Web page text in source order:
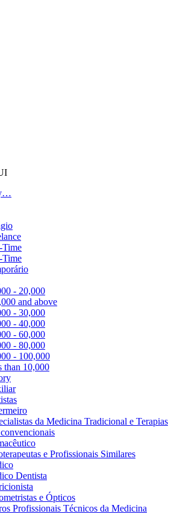
Time
- 20,000
and above
- 30,000
- 40,000
- 60,000
- 80,000
- 100,000
than 10,000
da Medicina Tradicional e Terapias
e Profissionais Similares
Dentista
e Ópticos
Profissionais Técnicos da Medicina